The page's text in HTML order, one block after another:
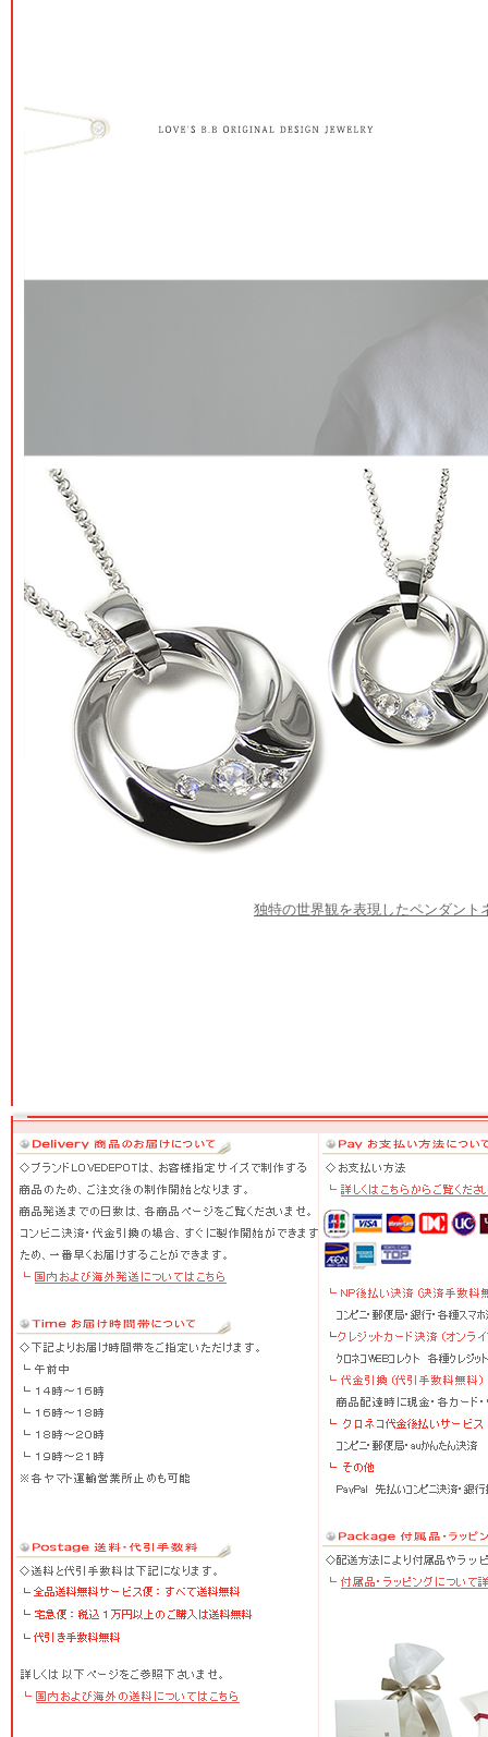
独特の世界観を表現したペンダン